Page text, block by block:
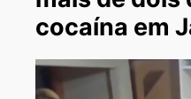
cocaína em